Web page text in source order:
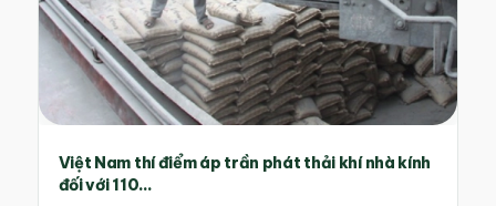
Việt Nam thí điểm áp trần phát thải khí nhà kính
đối với 110...